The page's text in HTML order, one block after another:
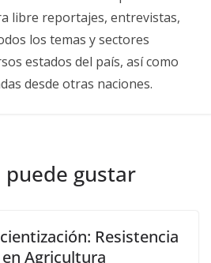
libre reportajes, entrevistas,
los temas y sectores
estados del país, así como
desde otras naciones.
gustar
Resistencia
Agricultura